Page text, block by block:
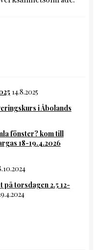
14.8.2025
i Åbolands
fönster? kom till
18-19.4.2026
på torsdagen 2.5 12-